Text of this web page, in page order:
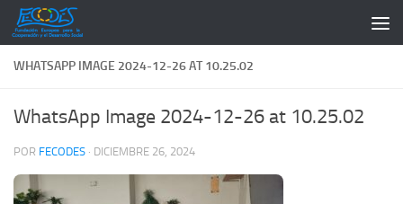
Saltar al contenido
WHATSAPP IMAGE 2024-12-26 AT 10.25.02
WhatsApp Image 2024-12-26 at 10.25.02
POR FECODES · DICIEMBRE 26, 2024